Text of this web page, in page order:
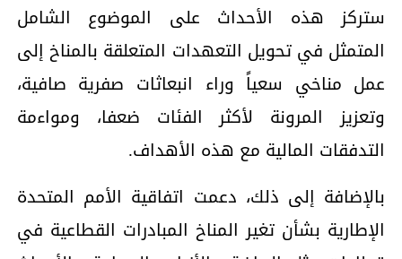
ستركز هذه الأحداث على الموضوع الشامل
المتمثل في تحويل التعهدات المتعلقة بالمناخ إلى
عمل مناخي سعياً وراء انبعاثات صفرية صافية،
وتعزيز المرونة لأكثر الفئات ضعفا، ومواءمة
التدفقات المالية مع هذه الأهداف.
بالإضافة إلى ذلك، دعمت اتفاقية الأمم المتحدة
الإطارية بشأن تغير المناخ المبادرات القطاعية في